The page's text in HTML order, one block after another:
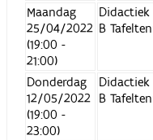
Maandag
25/04/2022
(19:00 -
21:00)
B
Donderdag
12/05/2022
(19:00 -
23:00)
B